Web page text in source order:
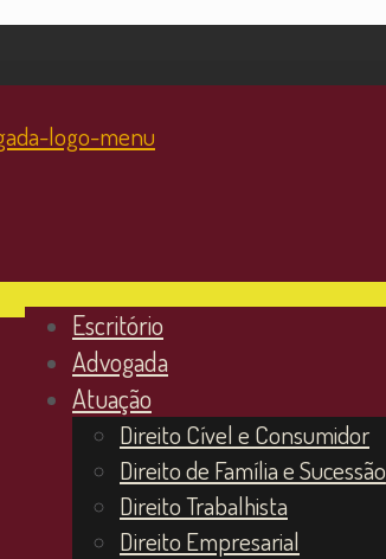
Escritório
Advogada
Atuação
Direito Cível e Consumidor
Direito de Família e Sucessão
Direito Trabalhista
Direito Empresarial